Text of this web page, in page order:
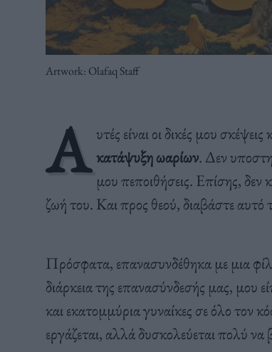
Artwork: Olafaq Staff
Α υτές είναι οι δικές μου
κατάψυξη ωαρίων. Δεν
μου πεποιθήσεις. Επίσης, δεν
ζωή του. Και προς θεού, διαβάστε αυτό
Πρόσφατα, επανασυνδέθηκα με μια
διάρκεια της επανασύνδεσής μας, μου
και εκατομμύρια γυναίκες σε όλο τον
εργάζεται, αλλά δυσκολεύεται πολύ να